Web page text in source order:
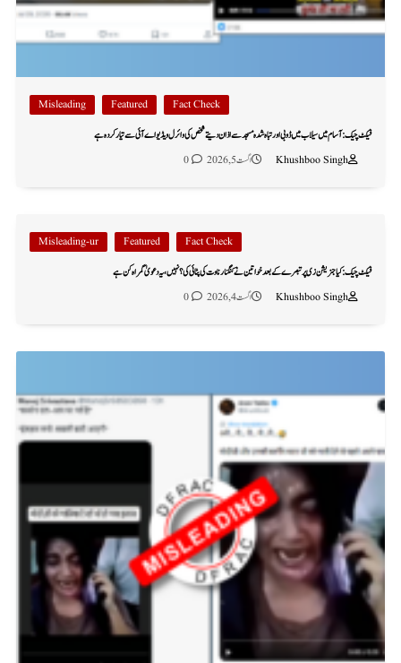
Fact Check
Featured
Misleading
فیکٹ چیک: آسام میں سیلاب میں ڈوبی اور تباہ شدہ مسجد سے اذان دیتے شخص کی وائرل ویڈیو اے آئی سے تیار کردہ ہے
Khushboo Singh
اگست 5, 2026 0
Fact Check
Featured
Misleading-ur
فیکٹ چیک: کیا جنریشن زی پر تبصرے کے بعد خواتین نے کنگنا رناوت کی پٹائی کی؟ نہیں، یہ دعویٰ گمراہ کن ہے
Khushboo Singh
اگست 4, 2026 0